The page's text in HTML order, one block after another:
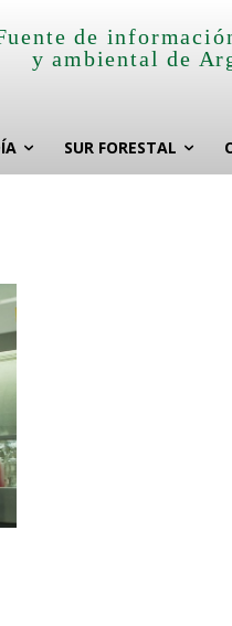
de
y ambiental de
SUR FORESTAL